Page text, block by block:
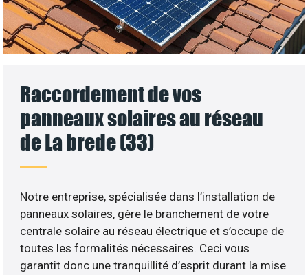
Raccordement de vos
panneaux solaires au réseau
de La brede (33)
Notre entreprise, spécialisée dans l’installation de
panneaux solaires, gère le branchement de votre
centrale solaire au réseau électrique et s’occupe de
toutes les formalités nécessaires. Ceci vous
garantit donc une tranquillité d’esprit durant la mise